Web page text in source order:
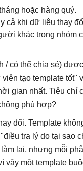
hoặc hàng quý.
cả khi dữ liệu thay
khác trong nhóm
/ có thể chia sẻ)
tạo template tốt"
gian nhất. Tiêu chí
phù hợp?
đổi. Template
tra lý do tại sao
lại, nhưng mỗi
vậy một template